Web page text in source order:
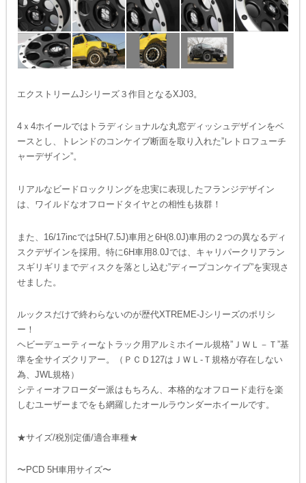
エクストリームJシリーズ３作目となるXJ03。
4ｘ4ホイールではトラディショナルな丸窓ディッシュデザインをベ
ースとし、トレンドのコンケイブ断面を取り入れた”レトロフューチ
ャーデザイン”。
リアルなビードロックリングを忠実に表現したフランジデザイン
は、ワイルドなオフロードタイヤとの相性も抜群！
また、16/17incでは5H(7.5J)車用と6H(8.0J)車用の２つの異なるディ
スクデザインを採用。特に6H車用8.0Jでは、キャリパークリアラン
スギリギリまでディスクを落とし込む”ディープコンケイブ”を実現さ
せました。
ルックスだけで終わらないのが歴代XTREME-Jシリーズのポリシ
ー！
ヘビーデューティーなトラック用アルミホイール規格”ＪＷＬ－Ｔ”基
準を全サイズクリアー。（ＰＣＤ127はＪＷＬ-Ｔ規格が存在しない
為、JWL規格）
シティーオフローダー派はもちろん、本格的なオフロード走行を楽
しむユーザーまでをも網羅したオールラウンダーホイールです。
★サイズ/税別定価/適合車種★
〜PCD 5H車用サイズ〜